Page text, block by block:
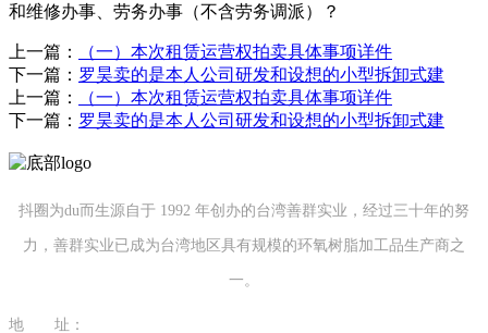
和维修办事、劳务办事（不含劳务调派）？
上一篇：
（一）本次租赁运营权拍卖具体事项详件
下一篇： 罗昊卖的是本人公司研发和设想的小型拆卸式建
上一篇：
（一）本次租赁运营权拍卖具体事项详件
下一篇： 罗昊卖的是本人公司研发和设想的小型拆卸式建
抖圈为du而生源自于 1992 年创办的台湾善群实业，经过三十年的努
力，善群实业已成为台湾地区具有规模的环氧树脂加工品生产商之
一。
地 址：